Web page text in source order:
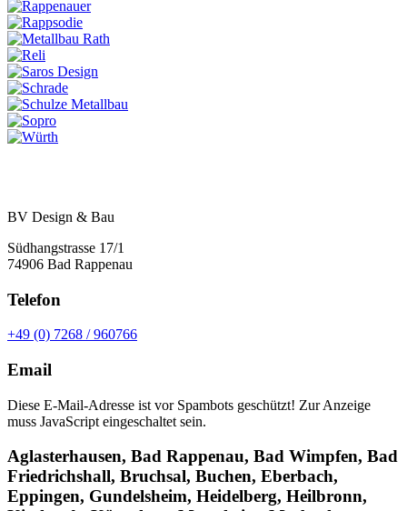
BV Design & Bau
Südhangstrasse 17/1
74906 Bad Rappenau
Telefon
+49 (0) 7268 / 960766
Email
Diese E-Mail-Adresse ist vor Spambots geschützt! Zur Anzeige
muss JavaScript eingeschaltet sein.
Aglasterhausen, Bad Rappenau, Bad Wimpfen, Bad
Friedrichshall, Bruchsal, Buchen, Eberbach,
Eppingen, Gundelsheim, Heidelberg, Heilbronn,